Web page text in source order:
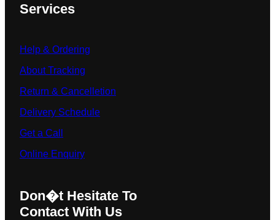
Services
Help & Ordering
About Tracking
Return & Cancelletion
Delivery Schedule
Get a Call
Online Enquiry
Don�t Hesitate To
Contact With Us